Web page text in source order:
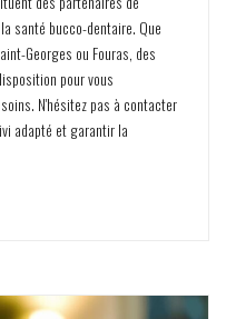
santé bucco-dentaire. Que
Georges ou Fouras, des
pour vous
N'hésitez pas à contacter
adapté et garantir la